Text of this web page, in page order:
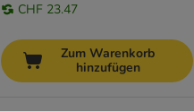
CHF 23.47
Zum Warenkorb
hinzufügen